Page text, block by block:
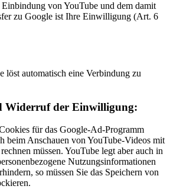
von YouTube und dem damit
zu Google ist Ihre Einwilligung (Art. 6
löst automatisch eine Verbindung zu
Widerruf der Einwilligung:
für das Google-Ad-Programm
beim Anschauen von YouTube-Videos mit
müssen. YouTube legt aber auch in
Nutzungsinformationen
so müssen Sie das Speichern von